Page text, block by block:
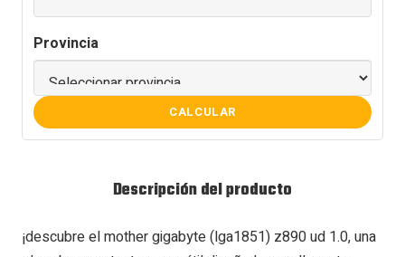
Provincia
CALCULAR
Descripción del producto
¡descubre el mother gigabyte (lga1851) z890 ud 1.0, una